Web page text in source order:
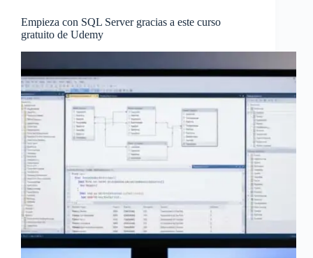
Empieza con SQL Server gracias a este curso
gratuito de Udemy